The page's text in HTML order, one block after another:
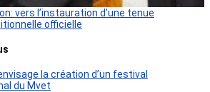
vers l’instauration d’une tenue
officielle
la création d’un festival
du Mvet